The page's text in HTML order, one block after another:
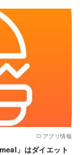
アプリ情報
」はダイエット